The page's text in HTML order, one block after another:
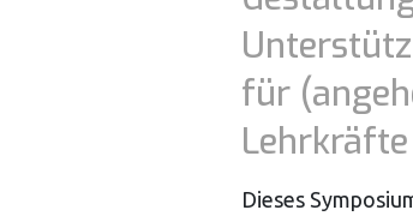
für
Lehrkräfte
Dieses